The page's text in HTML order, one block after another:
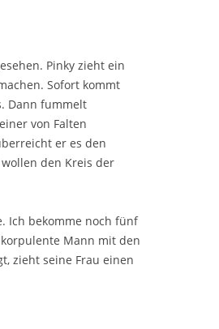
Pinky zieht ein
Sofort kommt
Dann fummelt
von Falten
er es den
den Kreis der
Ich bekomme noch fünf
Mann mit den
zieht seine Frau einen